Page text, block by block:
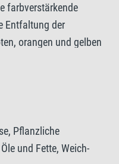
farbverstärkende
Entfaltung der
orangen und gelben
ist nach einigen
ideal für Fische,
fressen. Die
natürlichen
Pflanzliche
und Fette, Weich-